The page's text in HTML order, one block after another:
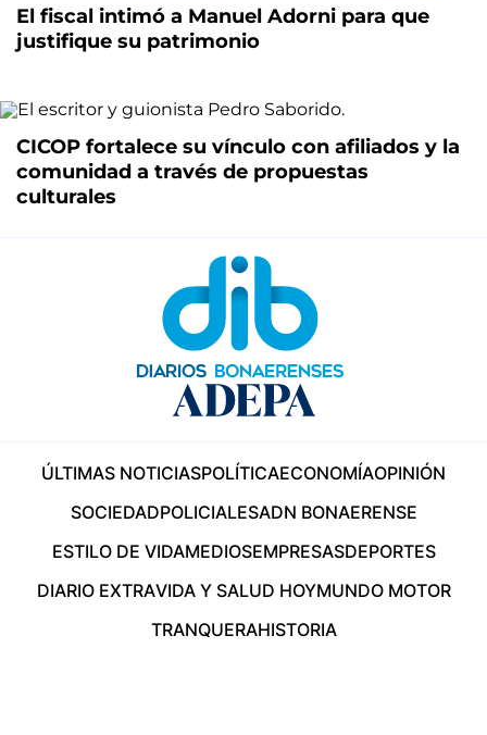
El fiscal intimó a Manuel Adorni para que
justifique su patrimonio
CICOP fortalece su vínculo con afiliados y la
comunidad a través de propuestas
culturales
ÚLTIMAS NOTICIASPOLÍTICAECONOMÍAOPINIÓN
SOCIEDADPOLICIALESADN BONAERENSE
ESTILO DE VIDAMEDIOSEMPRESASDEPORTES
DIARIO EXTRAVIDA Y SALUD HOYMUNDO MOTOR
TRANQUERAHISTORIA